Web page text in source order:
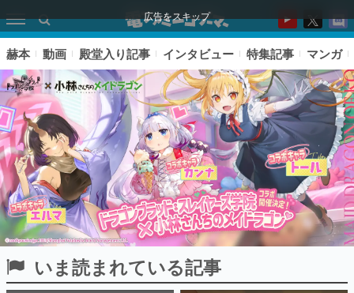
広告をスキップ
ピックアップ
赫本 動画 殿堂入り記事 インタビュー 特集記事 マンガ
いま読まれている記事